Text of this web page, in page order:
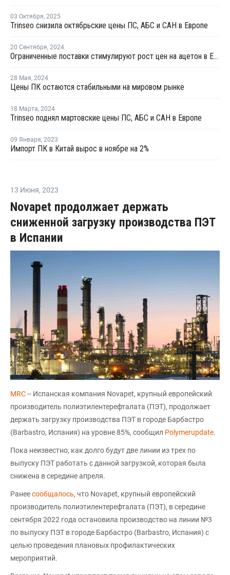
03 Октября, 2025
Trinseo снизила октябрьские цены ПС, АБС и САН в Европе
20 Сентября, 2024
Ограниченные поставки стимулируют рост цен на ацетон в Европе
28 Мая, 2024
Цены ПК остаются стабильными на мировом рынке
18 Марта, 2024
Trinseo поднял мартовские цены ПС, АБС и САН в Европе
09 Января, 2023
Импорт ПК в Китай вырос в ноябре на 2%
13 Июня, 2023
Novapet продолжает держать
сниженной загрузку производства ПЭТ
в Испании
MRC-- Испанская компания Novapet, крупный европейский
производитель полиэтилентерефталата (ПЭТ), продолжает
держать загрузку производства ПЭТ в городе Барбастро
(Barbastro, Испания) на уровне 85%, сообщил Polymerupdate.
Пока неизвестно, как долго будут две линии из трех по
выпуску ПЭТ работать с данной загрузкой, которая была
снижена в середине апреля.
Ранеесообщалось, что Novapet, крупный европейский
производитель полиэтилентерефталата (ПЭТ), в середине
сентября 2022 года остановила производство на линии №3
по выпуску ПЭТ в городе Барбастро (Barbastro, Испания) с
целью проведения плановых профилактических
мероприятий.